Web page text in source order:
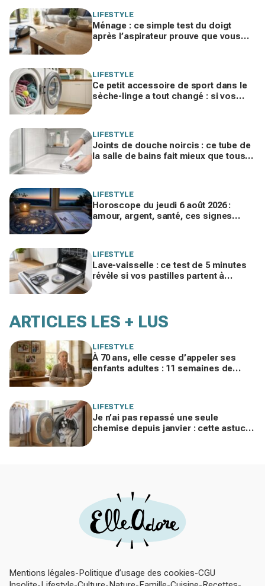
LIFESTYLE
Ménage : ce simple test du doigt
après l’aspirateur prouve que vous
LIFESTYLE
Ce petit accessoire de sport dans le
sèche-linge a tout changé : si vos
LIFESTYLE
Joints de douche noircis : ce tube de
la salle de bains fait mieux que tous
LIFESTYLE
Horoscope du jeudi 6 août 2026 :
amour, argent, santé, ces signes
LIFESTYLE
Lave-vaisselle : ce test de 5 minutes
révèle si vos pastilles partent à
ARTICLES LES + LUS
LIFESTYLE
À 70 ans, elle cesse d’appeler ses
enfants adultes : 11 semaines de
LIFESTYLE
Je n’ai pas repassé une seule
chemise depuis janvier : cette astuce
Mentions légales Politique d’usage des cookies CGU